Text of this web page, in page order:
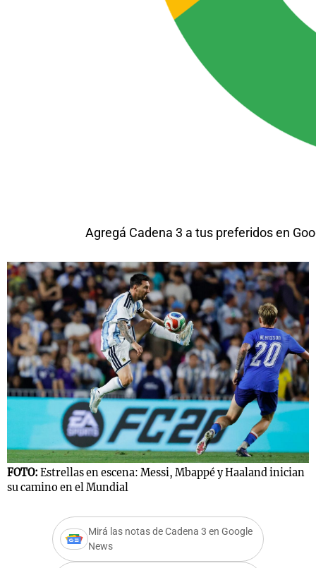
Agregá Cadena 3 a tus preferidos en
FOTO: Estrellas en escena: Messi, Mbappé y Haaland inician
su camino en el Mundial
Mirá las notas de Cadena 3 en Google
News